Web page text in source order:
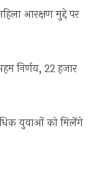
आरक्षण मुद्दे पर
निर्णय, 22 हजार
युवाओं को मिलेंगे